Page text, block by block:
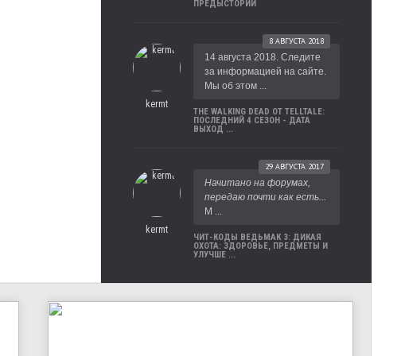
ПРЕДЫСТОРИИ
kermt
8 АВГУСТА 2018
14 августа 2018. Следите
за информацией на сайте.
Мы об этом ...
THE WALKING DEAD ОТ TELLTALE:
ПОСЛЕДНИЙ 4 СЕЗОН - ДАТА
ВЫХОД ...
kermt
29 АВГУСТА 2017
Начитано на форумах,
передаю почти как есть...
М ...
ЧИТ-КОДЫ ВЕДЬМАК 3: ДИКАЯ
ОХОТА: ЗДОРОВЬЕ, ПРЕДМЕТЫ И
УЛУЧШЕ ...